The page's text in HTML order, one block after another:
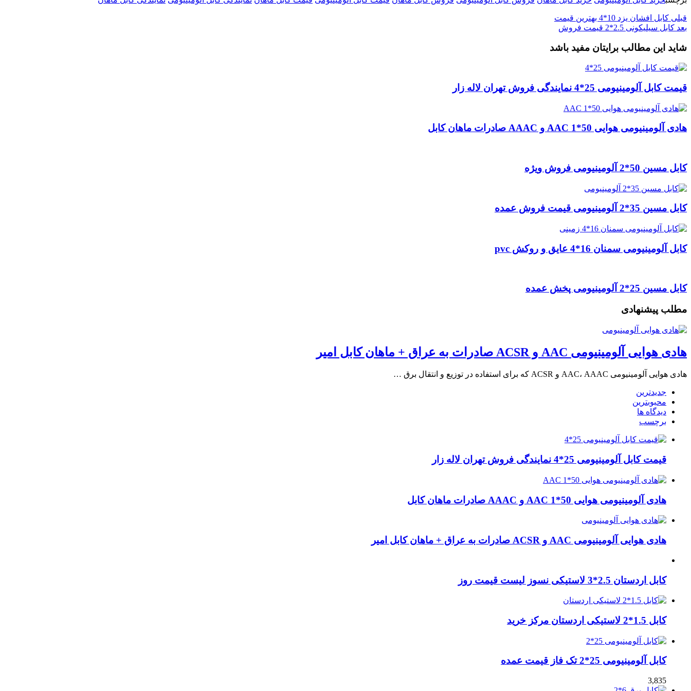
قبلی کابل افشان یزد 10*4 بهترین قیمت
بعد کابل سیلیکونی 2.5*2 قیمت فروش
شاید این مطالب برایتان مفید باشد
قیمت کابل آلومینیومی 25*4 نمایندگی فروش تهران لاله زار
هادی آلومینیومی هوایی 50*1 AAC و AAAC صادرات ماهان کابل
کابل مسین 50*2 آلومینیومی فروش ویژه
کابل مسین 35*2 آلومینیومی قیمت فروش عمده
کابل آلومینیومی سمنان 16*4 عایق و روکش pvc
کابل مسین 25*2 آلومینیومی پخش عمده
مطلب پیشنهادی
هادی هوایی آلومینیومی AAC و ACSR صادرات به عراق + ماهان کابل امیر
هادی هوایی آلومینیومی AAC، AAAC و ACSR که برای استفاده در توزیع و انتقال برق …
جدیدترین
محبوبترین
دیدگاه ها
برچسب
قیمت کابل آلومینیومی 25*4 نمایندگی فروش تهران لاله زار
هادی آلومینیومی هوایی 50*1 AAC و AAAC صادرات ماهان کابل
هادی هوایی آلومینیومی AAC و ACSR صادرات به عراق + ماهان کابل امیر
کابل اردستان 2.5*3 لاستیکی نسوز لیست قیمت روز
کابل 1.5*2 لاستیکی اردستان مرکز خرید
کابل آلومینیومی 25*2 تک فاز قیمت عمده
3,835